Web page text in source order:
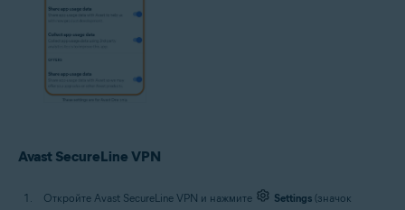
Avast SecureLine VPN
Откройте Avast SecureLine VPN и нажмите Settings (значок